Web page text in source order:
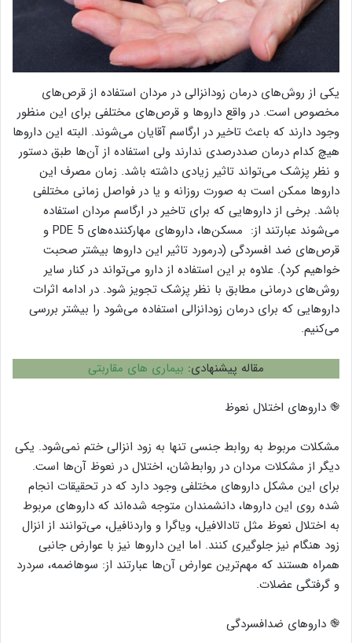
یکی از روش‌های درمان زودانزالی در مردان استفاده از قرص‌های
مخصوص است. در واقع دارو‌ها و قرص‌های مختلفی برای این منظور
وجود دارند که باعث تاخیر در ارگاسم آقایان می‌شوند. البته این دارو‌ها
هیچ کدام درمان صددرصدی ندارند ولی استفاده از آن‌ها طبق دستور
و نظر پزشک می‌تواند تاثیر زیادی داشته باشد. زمان مصرف این
دارو‌ها ممکن است به صورت روزانه و یا در فواصل زمانی مختلفی
باشد. برخی از دارو‌هایی که برای تاخیر در ارگاسم مردان استفاده
می‌شوند عبارتند از: مسکن‌ها، دارو‌های مهارکننده‌های 5 PDE و
قرص‌های ضد افسردگی (درمورد تاثیر این دارو‌ها بیشتر صحبت
خواهیم کرد). علاوه بر این استفاده از دارو می‌تواند در کنار سایر
روش‌های درمانی مطابق با نظر پزشک تجویز شود. در ادامه اثرات
دارو‌هایی که برای درمان زودانزالی استفاده می‌شود را بیشتر بررسی
می‌کنیم.
مقاله پیشنهادی: بیماری های مقاربتی
֎ داروهای اختلال نعوظ
مشکلات مربوط به روابط جنسی تنها به زود انزالی ختم نمی‌شود. یکی
دیگر از مشکلات مردان در روابط‌شان، اختلال در نعوظ آن‌ها است.
برای این مشکل داروهای مختلفی وجود دارد که در تحقیقات انجام
شده روی این دارو‌ها، دانشمندان متوجه شده‌اند که داروهای مربوط
به اختلال نعوظ مثل تادالافیل، ویاگرا و واردنافیل، می‌توانند از انزال
زود هنگام نیز جلوگیری کنند. اما این دارو‌ها نیز با عوارض جانبی
همراه هستند که مهم‌ترین عوارض آن‌ها عبارتند از: سوهاضمه، سردرد
و گرفتگی عضلات.
֎ داروهای ضدافسردگی